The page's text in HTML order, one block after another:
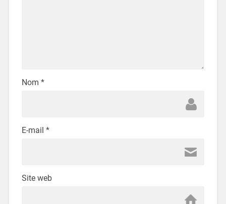
Nom *
E-mail *
Site web